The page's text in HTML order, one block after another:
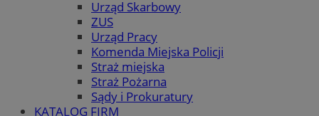
Urząd Skarbowy
ZUS
Urząd Pracy
Komenda Miejska Policji
Straż miejska
Straż Pożarna
Sądy i Prokuratury
KATALOG FIRM